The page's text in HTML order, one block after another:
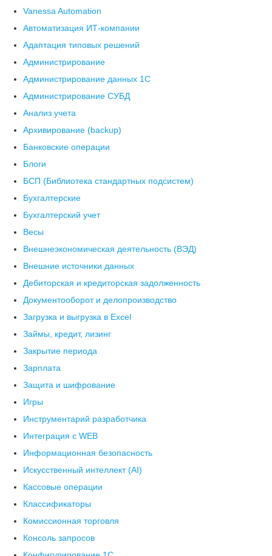
Vanessa Automation
Автоматизация ИТ-компании
Адаптация типовых решений
Администрирование
Администрирование данных 1С
Администрирование СУБД
Анализ учета
Архивирование (backup)
Банковские операции
Блоги
БСП (Библиотека стандартных подсистем)
Бухгалтерские
Бухгалтерский учет
Весы
Внешнеэкономическая деятельность (ВЭД)
Внешние источники данных
Дебиторская и кредиторская задолженность
Документооборот и делопроизводство
Загрузка и выгрузка в Excel
Займы, кредит, лизинг
Закрытие периода
Зарплата
Защита и шифрование
Игры
Инструментарий разработчика
Интеграция с WEB
Информационная безопасность
Искусственный интеллект (AI)
Кассовые операции
Классификаторы
Комиссионная торговля
Консоль запросов